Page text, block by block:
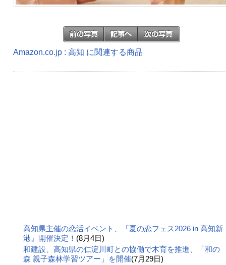
Amazon.co.jp : 高知 に関連する商品
高知県主催の恋活イベント、『夏の恋フェス2026 in 高知新
港』開催決定！ (8月4日)
和建設、高知県の仁淀川町との協働で木育を推進、「和の
森 親子森林学習ツアー」を開催(7月29日)